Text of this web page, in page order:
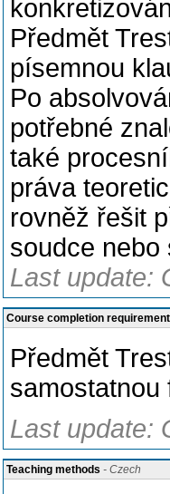
Předmět
písemnou
Po
potřebné
také
práva
rovněž řešit
soudce nebo
Last update:
Course completion
Předmět
samostatnou
Last update:
Teaching methods - Czech